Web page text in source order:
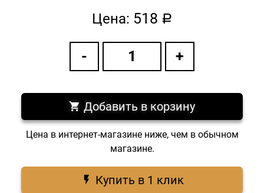
Цена: 518 a
Добавить в корзину
Цена в интернет-магазине ниже, чем в обычном
магазине.
Купить в 1 клик